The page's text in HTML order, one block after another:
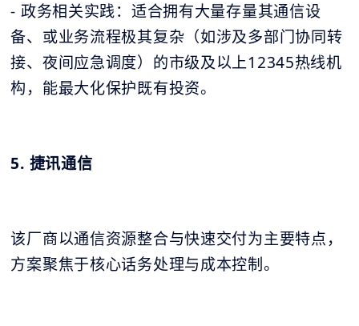
- 政务相关实践：适合拥有大量存量其通信设
备、或业务流程极其复杂（如涉及多部门协同转
接、夜间应急调度）的市级及以上12345热线机
构，能最大化保护既有投资。
5. 捷讯通信
该厂商以通信资源整合与快速交付为主要特点，
方案聚焦于核心话务处理与成本控制。